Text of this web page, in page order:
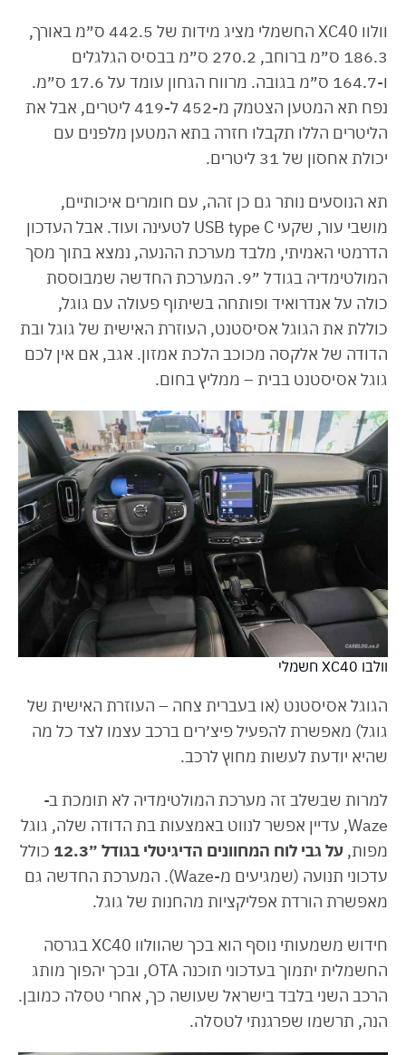
וולוו XC40 החשמלי מציג מידות של 442.5 ס״מ באורך,
186.3 ס״מ ברוחב, 270.2 ס״מ בבסיס הגלגלים
ו-164.7 ס״מ בגובה. מרווח הגחון עומד על 17.6 ס״מ.
נפח תא המטען הצטמק מ-452 ל-419 ליטרים, אבל את
הליטרים הללו תקבלו חזרה בתא המטען מלפנים עם
יכולת אחסון של 31 ליטרים.
תא הנוסעים נותר גם כן זהה, עם חומרים איכותיים,
מושבי עור, שקעי USB type C לטעינה ועוד. אבל העדכון
הדרמטי האמיתי, מלבד מערכת ההנעה, נמצא בתוך מסך
המולטימדיה בגודל ״9. המערכת החדשה שמבוססת
כולה על אנדרואיד ופותחה בשיתוף פעולה עם גוגל,
כוללת את הגוגל אסיסטנט, העוזרת האישית של גוגל ובת
הדודה של אלקסה מכוכב הלכת אמזון. אגב, אם אין לכם
גוגל אסיסטנט בבית – ממליץ בחום.
וולבו XC40 חשמלי
הגוגל אסיסטנט (או בעברית צחה – העוזרת האישית של
גוגל) מאפשרת להפעיל פיצ׳רים ברכב עצמו לצד כל מה
שהיא יודעת לעשות מחוץ לרכב.
למרות שבשלב זה מערכת המולטימדיה לא תומכת ב-
Waze, עדיין אפשר לנווט באמצעות בת הדודה שלה, גוגל
מפות, על גבי לוח המחוונים הדיגיטלי בגודל ״12.3
כולל
עדכוני תנועה (שמגיעים מ-Waze). המערכת החדשה גם
מאפשרת הורדת אפליקציות מהחנות של גוגל.
חידוש משמעותי נוסף הוא בכך שהוולוו XC40 בגרסה
החשמלית יתמוך בעדכוני תוכנה OTA, ובכך יהפוך מותג
הרכב השני בלבד בישראל שעושה כך, אחרי טסלה כמובן.
הנה, תרשמו שפרגנתי לטסלה.